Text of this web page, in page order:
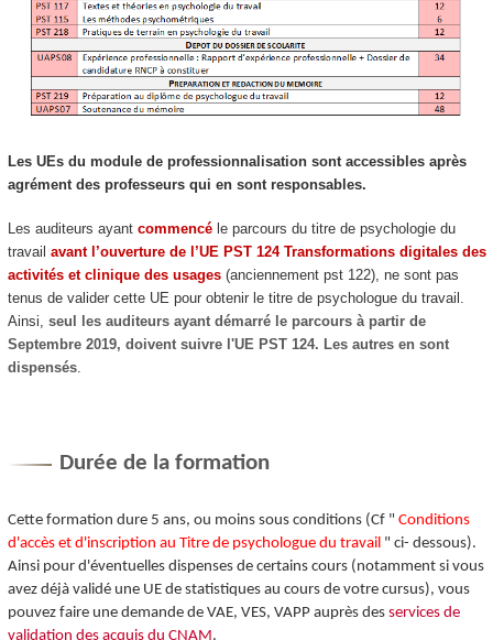
Les UEs du module de professionnalisation sont accessibles après
agrémentdes professeurs qui en sont responsables.
Les auditeurs ayant commencéle parcours du titre de psychologie du
travail avant l’ouverture de l’UE PST 124 Transformations digitales des
activités et clinique des usages(anciennement pst 122), ne sont pas
tenus de valider cette UE pour obtenir le titre de psychologue du travail.
Ainsi, seul les auditeurs ayant démarré le parcours à partir de
Septembre 2019, doivent suivre l'UE PST 124. Les autres en sont
dispensés.
Durée de la formation
Cette formation dure 5 ans, ou moins sous conditions (Cf " Conditions
d'accès et d'inscription au Titre de psychologue du travail " ci- dessous).
Ainsi pour d'éventuelles dispenses de certains cours (notamment si vous
avez déjà validé une UE de statistiques au cours de votre cursus), vous
pouvez faire une demande de VAE, VES, VAPPauprès des services de
validation des acquis du CNAM .